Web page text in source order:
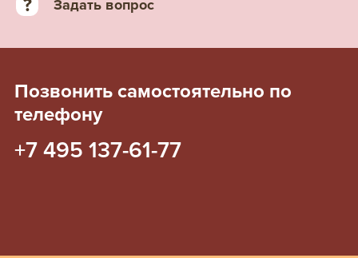
? Задать вопрос
Позвонить самостоятельно по
телефону
+7 495 137-61-77